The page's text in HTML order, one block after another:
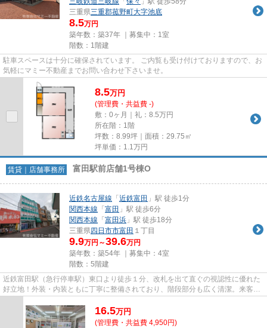
三重県三重郡菰野町大字池底
8.5万円
築年数：築37年 ｜募集中： 1室
階数：1階建
駐車スペースは十分に確保されています。 ご内覧も受け付けておりますので、お
気軽にマミー不動産までお問い合わせ下さいませ。
8.5万円
(管理費・共益費 -)
敷：0ヶ月｜礼：8.5万円
所在階：1階
坪数：8.99坪｜面積：29.75㎡
坪単価： 1.1万円
賃貸｜店舗事務所 富田駅前店舗1号棟O
近鉄名古屋線 「 近鉄富田 」駅 徒歩1分
関西本線 「 富田 」駅 徒歩6分
関西本線 「 富田浜 」駅 徒歩18分
三重県四日市市富田 １丁目
9.9万円～39.6万円
築年数：築54年 ｜募集中： 4室
階数：5階建
近鉄富田駅（急行停車駅）東口より徒歩１分、改札を出て直ぐの視認性に優れた
好立地！外装・内装ともに丁寧に整備されており、階段部分も広く清潔。来客に
16.5万円
(管理費・共益費 4,950円)